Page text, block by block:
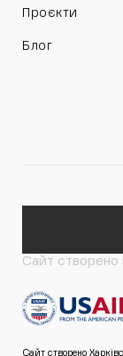
Проєкти
Блог
Сайт створено
Сайт створено